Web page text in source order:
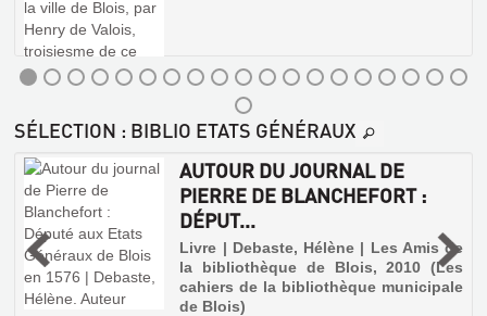
SÉLECTION : BIBLIO ETATS GÉNÉRAUX
AUTOUR DU JOURNAL DE
PIERRE DE BLANCHEFORT :
DÉPUT...
Livre | Debaste, Hélène | Les Amis de
la bibliothèque de Blois, 2010 (Les
cahiers de la bibliothèque municipale
de Blois)